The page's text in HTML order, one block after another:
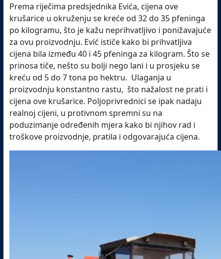
Prema riječima predsjednika Evića, cijena ove
krušarice u okruženju se kreće od 32 do 35 pfeninga
po kilogramu, što je kažu neprihvatljivo i ponižavajuće
za ovu proizvodnju. Ević ističe kako bi prihvatljiva
cijena bila između 40 i 45 pfeninga za kilogram. Što se
prinosa tiče, nešto su bolji nego lani i u prosjeku se
kreću od 5 do 7 tona po hektru. Ulaganja u
proizvodnju konstantno rastu, što nažalost ne prati i
cijena ove krušarice. Poljoprivrednici se ipak nadaju
realnoj cijeni, u protivnom spremni su na
poduzimanje određenih mjera kako bi njihov rad i
troškove proizvodnje, pratila i odgovarajuća cijena.